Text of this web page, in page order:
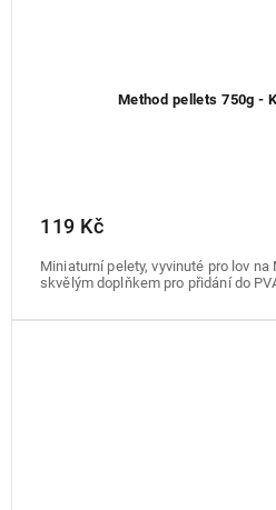
Method pellets 750g -
119 Kč
Miniaturní pelety, vyvinuté pro lov na
skvělým doplňkem pro přidání do